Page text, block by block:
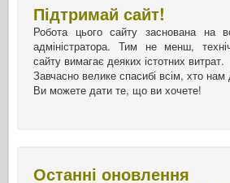
Підтримай сайт!
Робота цього сайту заснована на
адміністратора. Тим не менш,
сайту вимагає деяких істотних витрат.
Завчасно велике спасибі всім, хто нам
Ви можете дати те, що ви хочете!
Останні оновлення